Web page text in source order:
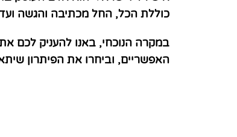
כוללת הכל, החל מכתיבה והגשה ועד
במקרה הנוכחי, באנו להעניק לכם
האפשריים, וביחרו את הפיתרון